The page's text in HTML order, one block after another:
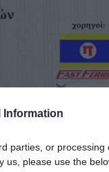
Information
parties, or processing
us, please use the